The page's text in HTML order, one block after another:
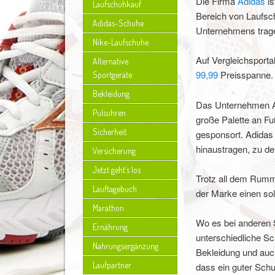
Bereich von
Unternehmens
Auf
99,99
Das Unternehmen
große Palette an
gesponsort.
hinaustragen, zu
Trotz all dem
der Marke einen
Wo es bei
unterschiedliche
Bekleidung und
dass ein guter
Laufschuhkauf
Adidas-Schuhe
Nike-Laufschuhe
Alternative
Sportgeräte
Bekleidung
Pulsuhren
Sicherheit
Versicherung
Jetzt geht’s los
Lauftagebuch
Marathon
Ernährung
Nahrungsergänzung
Laufpartner